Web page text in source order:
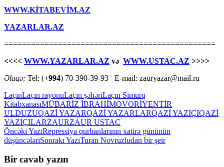
WWW.KİTABEVİM.AZ
YAZARLAR.AZ
===============================================
<<<< WWW.YAZARLAR.AZ və WWW.USTAC.AZ >>>>
Əlaqə: Tel: (+994) 70-390-39-93 E-mail: zauryazar@mail.ru
LaçınLaçın rayonuLaçın şəhəriLaçın Simurq
KitabxanasıMÜBARİZ İBRAHİMOVORİYENTİR
ULDUZUQAZİ YAZARQAZİ YAZARLARQAZİ YAZIÇIQAZİ
YAZIÇILARZAURZAUR USTAC
Yazılar
üzrə
naviqasiya
Öncəki YazıRepressiya qurbanlarının xatirə gününün
düşüncələriSonrakı YazıTuran Novruzludan bir şeir
Bir cavab yazın